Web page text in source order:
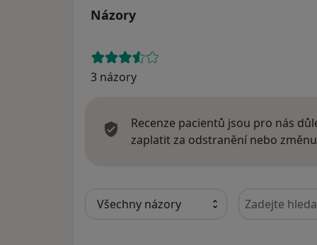
Názory
3 názory
Recenze pacientů jsou pro nás
zaplatit za odstranění nebo
Hledejte v